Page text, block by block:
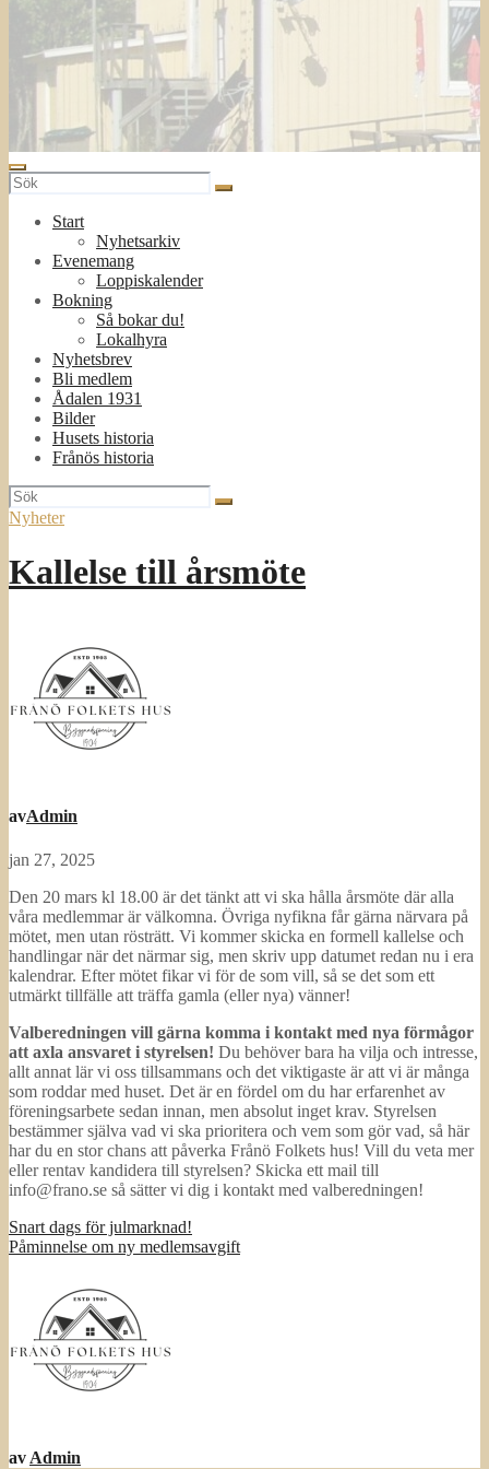
Start
Nyhetsarkiv
Evenemang
Loppiskalender
Bokning
Så bokar du!
Lokalhyra
Nyhetsbrev
Bli medlem
Ådalen 1931
Bilder
Husets historia
Frånös historia
Nyheter
Kallelse till årsmöte
avAdmin
jan 27, 2025
Den 20 mars kl 18.00 är det tänkt att vi ska hålla årsmöte där alla
våra medlemmar är välkomna. Övriga nyfikna får gärna närvara på
mötet, men utan rösträtt. Vi kommer skicka en formell kallelse och
handlingar när det närmar sig, men skriv upp datumet redan nu i era
kalendrar. Efter mötet fikar vi för de som vill, så se det som ett
utmärkt tillfälle att träffa gamla (eller nya) vänner!
Valberedningen vill gärna komma i kontakt med nya förmågor
att axla ansvaret i styrelsen! Du behöver bara ha vilja och intresse,
allt annat lär vi oss tillsammans och det viktigaste är att vi är många
som roddar med huset. Det är en fördel om du har erfarenhet av
föreningsarbete sedan innan, men absolut inget krav. Styrelsen
bestämmer själva vad vi ska prioritera och vem som gör vad, så här
har du en stor chans att påverka Frånö Folkets hus! Vill du veta mer
eller rentav kandidera till styrelsen? Skicka ett mail till
info@frano.se så sätter vi dig i kontakt med valberedningen!
Inläggsnavigering
Snart dags för julmarknad!
Påminnelse om ny medlemsavgift
av Admin